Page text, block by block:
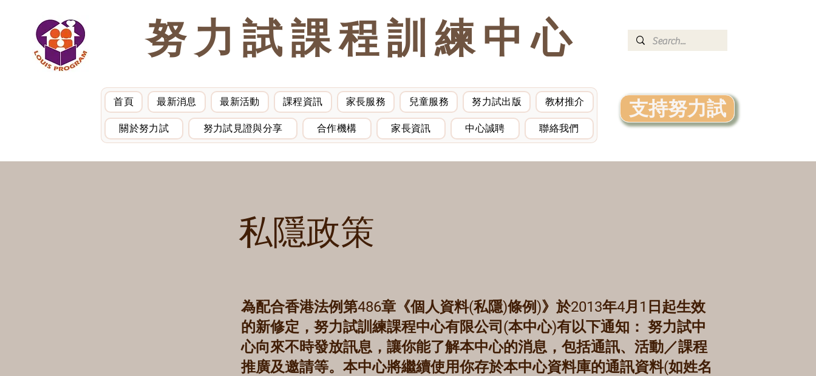
努力試課程訓練中心
首頁 最新消息 最新活動 課程資訊 家長服務 兒童服務 努力試出版 教材推介
關於努力試 努力試見證與分享 合作機構 家長資訊 中心誠聘 聯絡我們
支持努力試
私隱政策
為配合香港法例第486章《個人資料(私隱)條例)》於2013年4月1日起生效
的新修定，努力試訓練課程中心有限公司(本中心)有以下通知： 努力試中
心向來不時發放訊息，讓你能了解本中心的消息，包括通訊、活動／課程
推廣及邀請等。本中心將繼續使用你存於本中心資料庫的通訊資料(如姓名